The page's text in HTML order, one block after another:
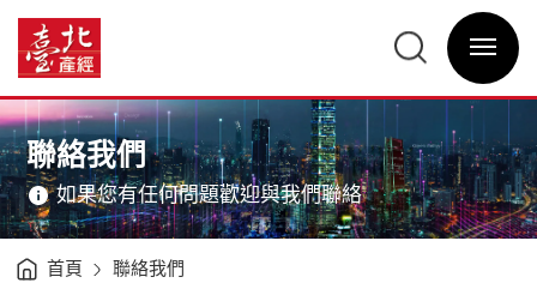
經
資
訊
網
臺
經
訊
網
網
站
主
選
單
選
單
關
主
意
境
聯絡我們
如果您有任何問題歡迎與我們聯絡
首頁 聯絡我們